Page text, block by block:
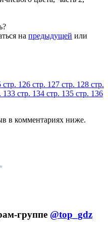
на предыдущей или
стр. 126 стр. 127 стр. 128 стр.
133 стр. 134 стр. 135 стр. 136
в комментариях ниже.
группе @top_gdz